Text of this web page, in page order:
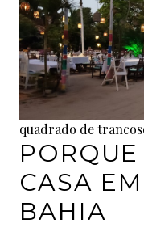
quadrado de
CASA
BAHIA